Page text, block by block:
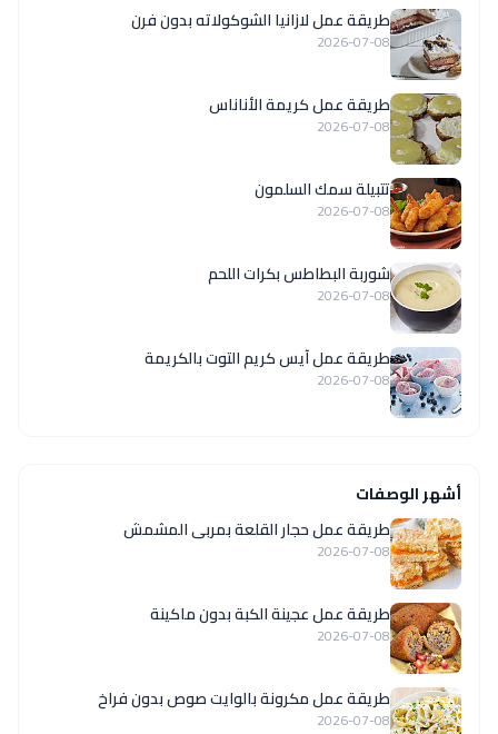
طريقة عمل لازانيا الشوكولاته بدون فرن
2026-07-08
طريقة عمل كريمة الأناناس
2026-07-08
تتبيلة سمك السلمون
2026-07-08
شوربة البطاطس بكرات اللحم
2026-07-08
طريقة عمل آيس كريم التوت بالكريمة
2026-07-08
أشهر الوصفات
طريقة عمل حجار القلعة بمربى المشمش
2026-07-08
طريقة عمل عجينة الكبة بدون ماكينة
2026-07-08
طريقة عمل مكرونة بالوايت صوص بدون فراخ
2026-07-08